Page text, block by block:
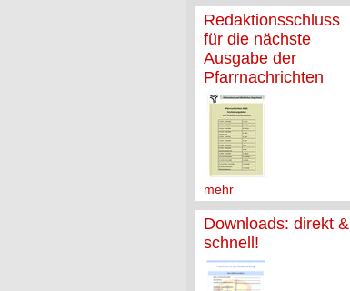
Redaktionsschluss
für die nächste
Ausgabe der
Pfarrnachrichten
mehr
Downloads: direkt &
schnell!